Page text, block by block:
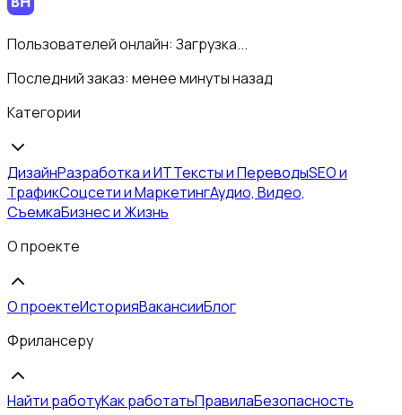
Пользователей онлайн: Загрузка...
Последний заказ: менее минуты назад
Категории
ДизайнРазработка и ИТТексты и ПереводыSEO и
ТрафикСоцсети и МаркетингАудио, Видео,
СъемкаБизнес и Жизнь
О проекте
О проектеИсторияВакансииБлог
Фрилансеру
Найти работуКак работатьПравилаБезопасность